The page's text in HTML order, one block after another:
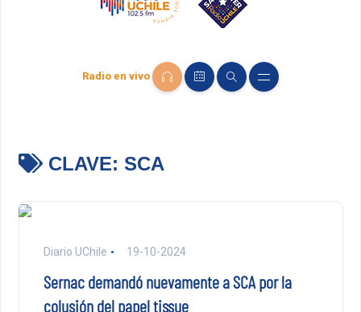
Radio en vivo
CLAVE: SCA
Diario UChile 19-10-2024
Sernac demandó nuevamente a SCA por la
colusión del papel tissue